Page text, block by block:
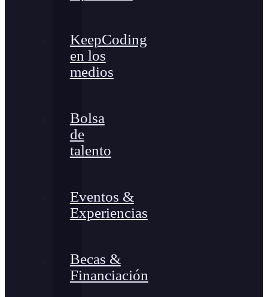
KeepCoding
en los
medios
Bolsa
de
talento
Eventos &
Experiencias
Becas &
Financiación